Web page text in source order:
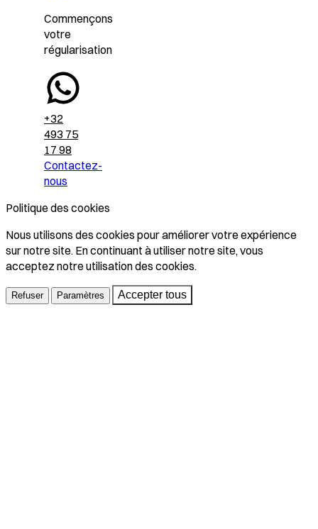
Commençons
votre
régularisation
+32
493 75
17 98
Contactez-
nous
Politique des cookies
Nous utilisons des cookies pour améliorer votre expérience
sur notre site. En continuant à utiliser notre site, vous
acceptez notre utilisation des cookies.
Refuser Paramètres Accepter tous